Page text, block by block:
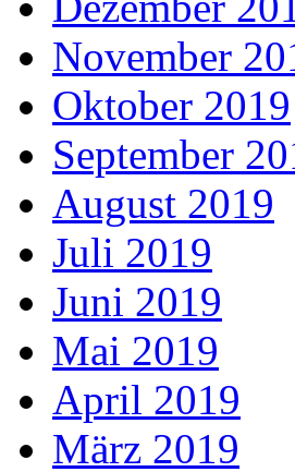
November
Oktober 2019
September
August 2019
Juli 2019
Juni 2019
Mai 2019
April 2019
März 2019